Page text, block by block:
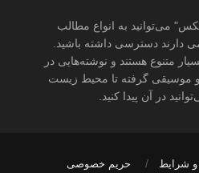
می‌توانید به انواع مطالب
دارند دسترسی داشته باشید.
متنوع هستند و نوشته‌هایی در
موسیقی گرفته تا محیط زیست
در آن پیدا کنید.
و شرایط حریم خصوصی